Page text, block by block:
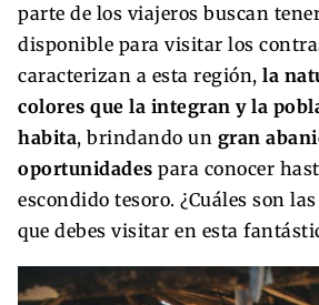
parte de los viajeros buscan
disponible para visitar los
caracterizan a esta región, la
colores que la integran y la
habita, brindando un gran
oportunidades para conocer
escondido tesoro. ¿Cuáles son
que debes visitar en esta